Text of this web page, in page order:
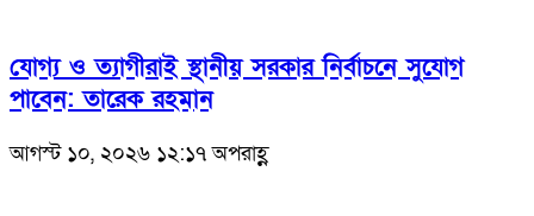
যোগ্য ও ত্যাগীরাই স্থানীয় সরকার নির্বাচনে সুযোগ
পাবেন: তারেক রহমান
আগস্ট ১০, ২০২৬ ১২:১৭ অপরাহ্ণ